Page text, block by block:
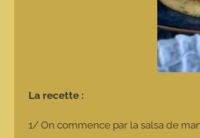
La recette :
1/ On commence par la salsa de